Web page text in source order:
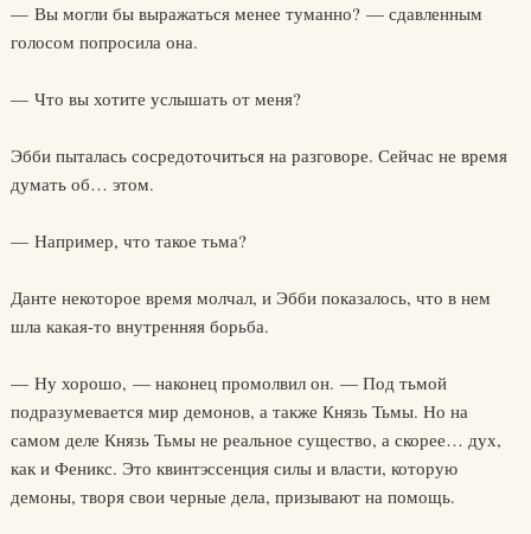
— Вы могли бы выражаться менее туманно? — сдавленным
голосом попросила она.
— Что вы хотите услышать от меня?
Эбби пыталась сосредоточиться на разговоре. Сейчас не время
думать об… этом.
— Например, что такое тьма?
Данте некоторое время молчал, и Эбби показалось, что в нем
шла какая-то внутренняя борьба.
— Ну хорошо, — наконец промолвил он. — Под тьмой
подразумевается мир демонов, а также Князь Тьмы. Но на
самом деле Князь Тьмы не реальное существо, а скорее… дух,
как и Феникс. Это квинтэссенция силы и власти, которую
демоны, творя свои черные дела, призывают на помощь.